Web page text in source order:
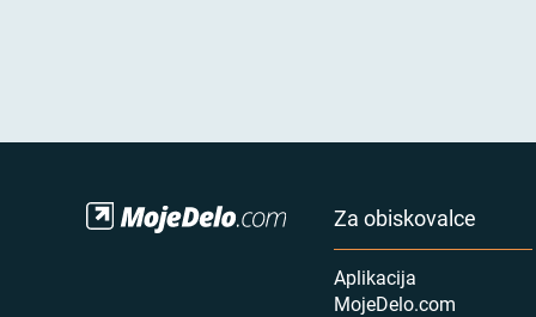
Za obiskovalce
Aplikacija
MojeDelo.com